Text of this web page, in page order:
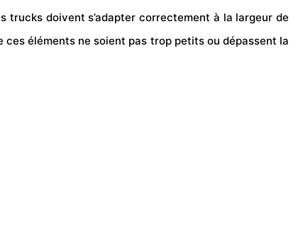
doivent s’adapter correctement à la largeur de
éléments ne soient pas trop petits ou dépassent la